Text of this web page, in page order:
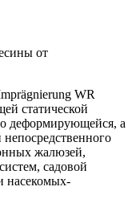
от
WR
статической
деформирующейся, а
жалюзей,
садовой
насекомых-